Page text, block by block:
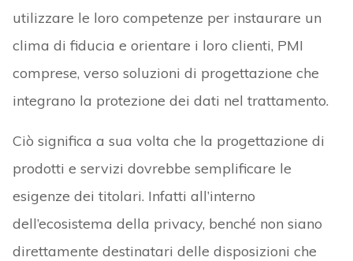
utilizzare le loro competenze per instaurare un
clima di fiducia e orientare i loro clienti, PMI
comprese, verso soluzioni di progettazione che
integrano la protezione dei dati nel trattamento.
Ciò significa a sua volta che la progettazione di
prodotti e servizi dovrebbe semplificare le
esigenze dei titolari. Infatti all’interno
dell’ecosistema della privacy, benché non siano
direttamente destinatari delle disposizioni che